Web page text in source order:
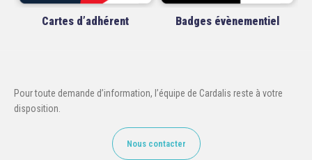
Cartes d’adhérent Badges évènementiel
Pour toute demande d’information, l’équipe de Cardalis reste à votre
disposition.
Nous contacter